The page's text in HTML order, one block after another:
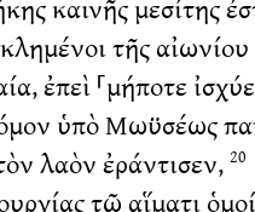
καινῆς μεσίτης
τῆς
ἐπεὶ ⸀μήποτε
ὑπὸ Μωϋσέως
λαὸν ἐράντισεν, 20
τῷ αἵματι